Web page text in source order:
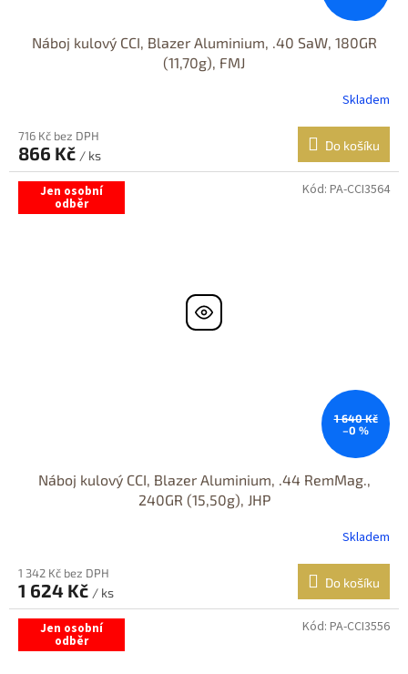
Náboj kulový CCI, Blazer Aluminium, .40 SaW, 180GR
(11,70g), FMJ
Skladem
716 Kč bez DPH
866 Kč / ks
Do košíku
Jen osobní
odběr
1 640 Kč
–0 %
Náboj kulový CCI, Blazer Aluminium, .44 RemMag.,
240GR (15,50g), JHP
Skladem
1 342 Kč bez DPH
1 624 Kč / ks
Do košíku
Kód: PA-CCI3564
Jen osobní
odběr
Kód: PA-CCI3556